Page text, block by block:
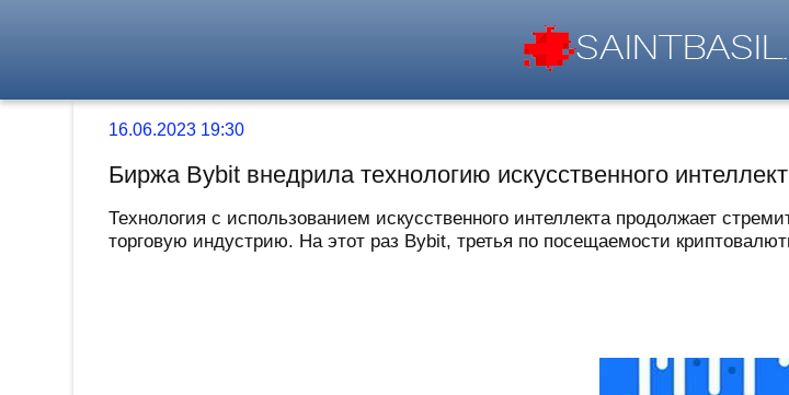
16.06.2023 19:30
Биржа Bybit внедрила технологию искусственного
Технология с использованием искусственного интеллекта продолжает
торговую индустрию. На этот раз Bybit, третья по посещаемости